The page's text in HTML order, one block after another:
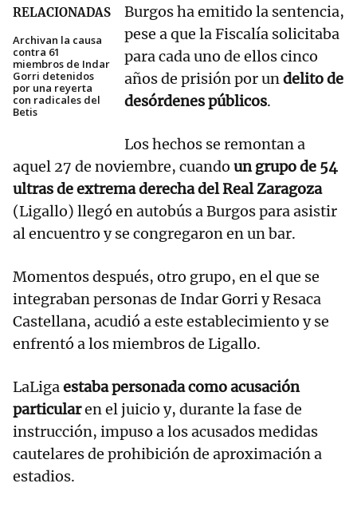
RELACIONADAS
Archivan la causa
contra 61
miembros de Indar
Gorri detenidos
por una reyerta
con radicales del
Betis
Burgos ha emitido la sentencia,
pese a que la Fiscalía solicitaba
para cada uno de ellos cinco
años de prisión por undelito de
desórdenes públicos.
Los hechos se remontan a
aquel 27 de noviembre, cuando un grupo de 54
ultras de extrema derecha del Real Zaragoza
(Ligallo) llegó en autobús a Burgos para asistir
al encuentro y se congregaron en un bar.
Momentos después, otro grupo, en el que se
integraban personas de Indar Gorri y Resaca
Castellana, acudió a este establecimiento y se
enfrentó a los miembros de Ligallo.
LaLigaestaba personada como acusación
particularen el juicio y, durante la fase de
instrucción, impuso a los acusados medidas
cautelares de prohibición de aproximación a
estadios.